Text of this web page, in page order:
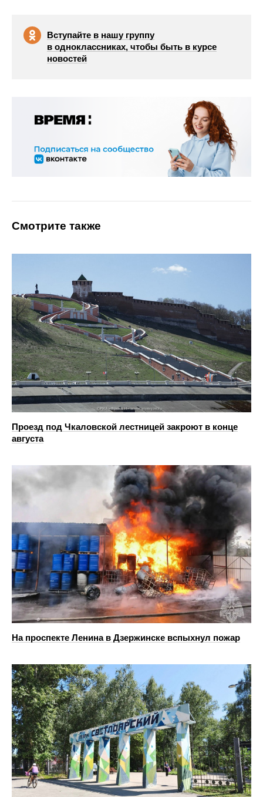
Вступайте в нашу группу
в одноклассниках, чтобы быть в курсе
новостей
Смотрите также
Проезд под Чкаловской лестницей закроют в конце
августа
На проспекте Ленина в Дзержинске вспыхнул пожар